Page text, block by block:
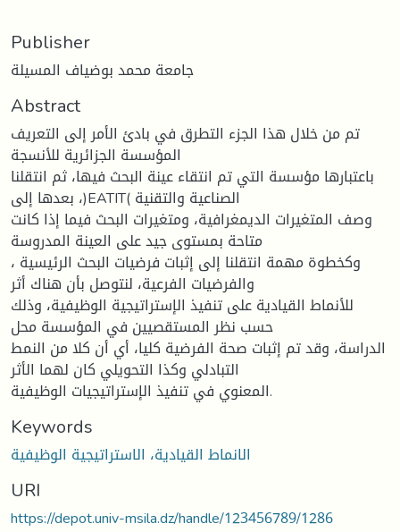
Publisher
جامعة محمد بوضياف المسيلة
Abstract
تم من خلال هذا الجزء التطرق في بادئ الأمر إلى التعريف
المؤسسة الجزائرية للأنسجة
باعتبارها مؤسسة التي تم انتقاء عينة البحث فيها، ثم انتقلنا
بعدها إلى ،)EATIT( الصناعية والتقنية
وصف المتغيرات الديمغرافية، ومتغيرات البحث فيما إذا كانت
متاحة بمستوى جيد على العينة المدروسة
، وكخطوة مهمة انتقلنا إلى إثبات فرضيات البحث الرئيسية
والفرضيات الفرعية، لنتوصل بأن هناك أثر
للأنماط القيادية على تنفيذ الإستراتيجية الوظيفية، وذلك
حسب نظر المستقصيين في المؤسسة محل
الدراسة، وقد تم إثبات صحة الفرضية كليا، أي أن كلا من النمط
التبادلي وكذا التحويلي كان لهما الأثر
المعنوي في تنفيذ الإستراتيجيات الوظيفية.
Keywords
الانماط القيادية، الاستراتيجية الوظيفية
URI
https://depot.univ-msila.dz/handle/123456789/1286